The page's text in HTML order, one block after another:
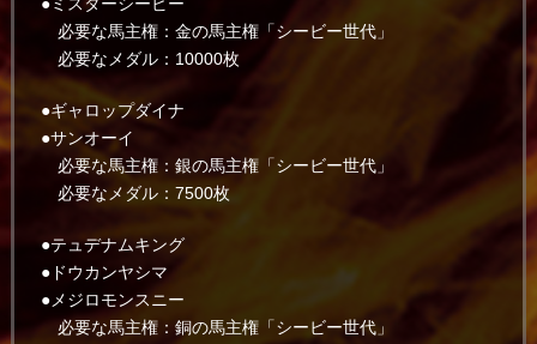
必要な馬主権：金の馬主権「シービー世代」
必要なメダル：10000枚
●ギャロップダイナ
●サンオーイ
必要な馬主権：銀の馬主権「シービー世代」
必要なメダル：7500枚
●テュデナムキング
●ドウカンヤシマ
●メジロモンスニー
必要な馬主権：銅の馬主権「シービー世代」